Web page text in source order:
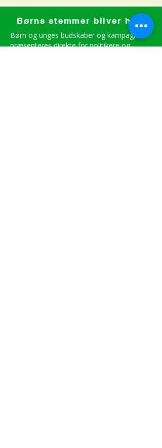
Børns stemmer bliver hørt
Børn og unges budskaber og kampagner
præsenteres direkte for politikere og